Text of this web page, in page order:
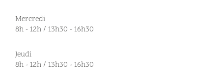
Mercredi
8h - 12h / 13h30 - 16h30
Jeudi
8h - 12h / 13h30 - 16h30